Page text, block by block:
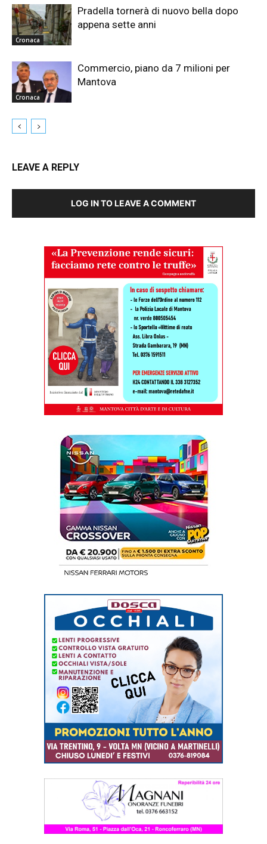
Cronaca
Pradella tornerà di nuovo bella dopo
appena sette anni
Cronaca
Commercio, piano da 7 milioni per
Mantova
LEAVE A REPLY
LOG IN TO LEAVE A COMMENT